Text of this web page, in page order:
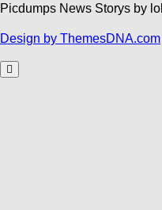
Picdumps News Storys by
Design by ThemesDNA.com